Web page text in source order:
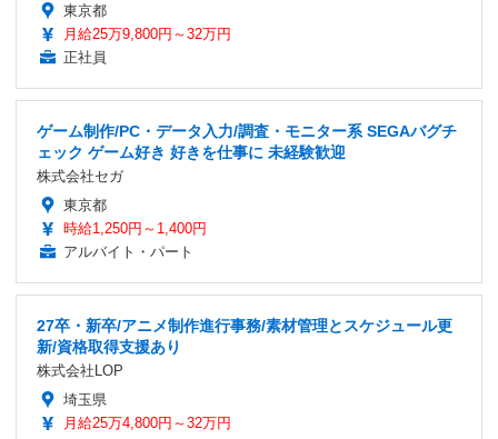
東京都
月給25万9,800円～32万円
正社員
ゲーム制作/PC・データ入力/調査・モニター系 SEGAバグチ
ェック ゲーム好き 好きを仕事に 未経験歓迎
株式会社セガ
東京都
時給1,250円～1,400円
アルバイト・パート
27卒・新卒/アニメ制作進行事務/素材管理とスケジュール更
新/資格取得支援あり
株式会社LOP
埼玉県
月給25万4,800円～32万円